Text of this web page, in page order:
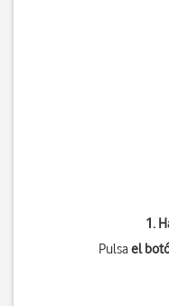
1.
Pulsael